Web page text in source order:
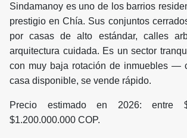
Sindamanoy es uno de los barrios
prestigio en Chía. Sus conjuntos
por casas de alto estándar, calles
arquitectura cuidada. Es un sector
con muy baja rotación de inmuebles —
casa disponible, se vende rápido.
Precio estimado en 2026: entre
$1.200.000.000 COP.